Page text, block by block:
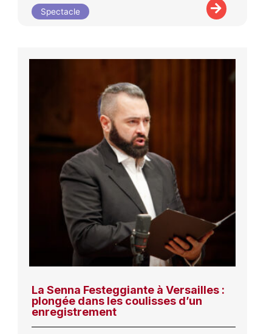
Spectacle
La Senna Festeggiante à Versailles :
plongée dans les coulisses d’un
enregistrement